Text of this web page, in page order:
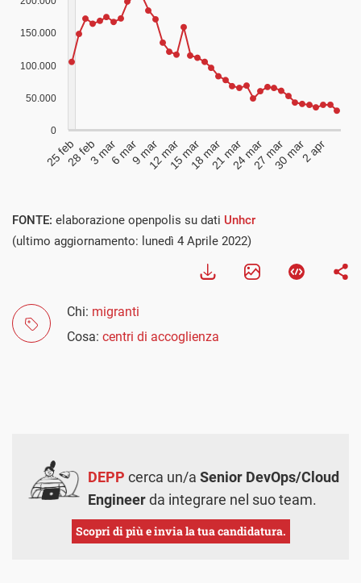
FONTE: elaborazione openpolis su dati Unhcr
(ultimo aggiornamento: lunedì 4 Aprile 2022)
Chi: migranti
Cosa: centri di accoglienza
DEPP cerca un/a Senior DevOps/Cloud
Engineerda integrare nel suo team.
Scopri di più e invia la tua candidatura.